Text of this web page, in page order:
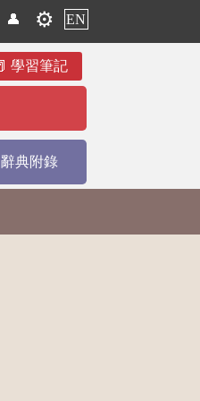
👤 ⚙️ EN
學習筆記
辭典附錄